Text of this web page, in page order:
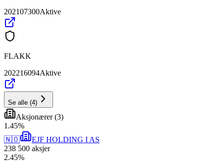
202107300Aktive
FLAKK
202216094Aktive
Se alle (4)
Aksjonærer(3)
1 .45%
🇳🇴
EJF HOLDING I AS
238 500 aksjer
2.45%